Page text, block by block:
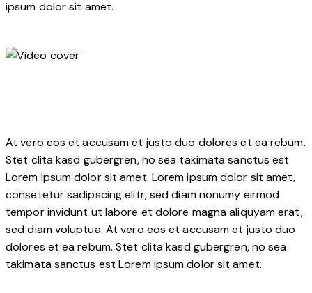
ipsum dolor sit amet.
At vero eos et accusam et justo duo dolores et ea rebum.
Stet clita kasd gubergren, no sea takimata sanctus est
Lorem ipsum dolor sit amet. Lorem ipsum dolor sit amet,
consetetur sadipscing elitr, sed diam nonumy eirmod
tempor invidunt ut labore et dolore magna aliquyam erat,
sed diam voluptua. At vero eos et accusam et justo duo
dolores et ea rebum. Stet clita kasd gubergren, no sea
takimata sanctus est Lorem ipsum dolor sit amet.